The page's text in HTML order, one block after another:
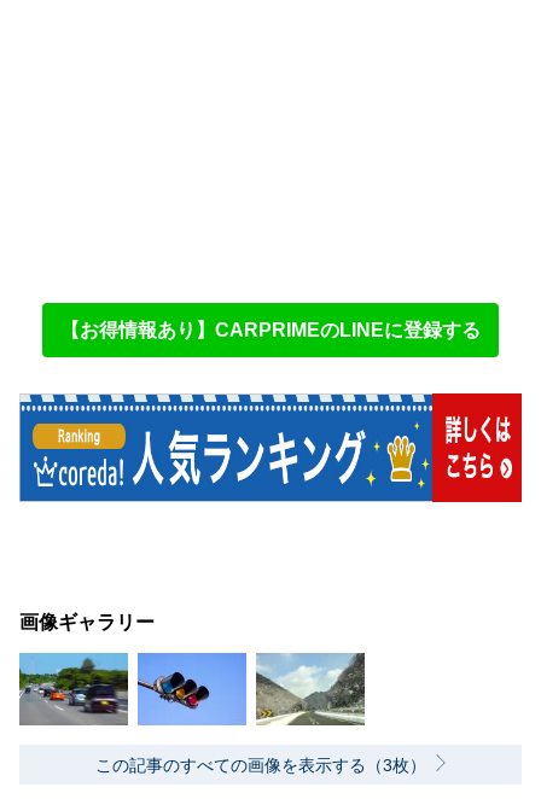
【お得情報あり】CARPRIMEのLINEに登録する
画像ギャラリー
この記事のすべての画像を表示する（3枚）